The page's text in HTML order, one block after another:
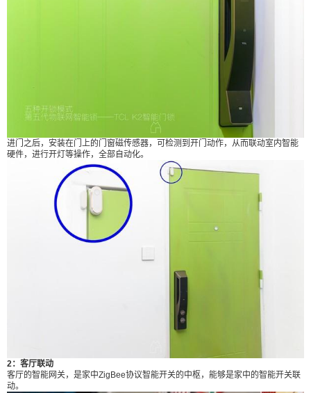
进门之后，安装在门上的门窗磁传感器，可检测到开门动作，从而联动室内智能
硬件，进行开灯等操作，全部自动化。
2：客厅联动
客厅的智能网关，是家中ZigBee协议智能开关的中枢，能够是家中的智能开关联
动。
动室内智能硬件，进行开灯等操作，全部自动化。
2：客厅联动 客厅的智能网关，是家中ZigBee协议
智能开关的中枢，能够是家中的智能开关联动。 安
装在客厅的三路智能开关，会根据智能场景设定，
自动开启灯光。 而且，如果你的房子略大，也可用
手机遥控室内的灯光开启/关闭，而不用走到对应的
房间去开关灯具。 放置在客厅的智控精灵，在智能
家居系统中，是语音智能控制中心的作用。通过将
“小T智联”授权给“触控精灵app”，触控精灵能够语音
控制家中电器的开启关闭，这样，你甚至都不需要
拿出手机操作就可以开关家中的智能设备了。 3：
卧室智能硬件布置 位于卧室门口的人体红外感应
器，可以感知人进入到卧室，从而开启卧室灯光。
这个设定对于夜间起床上厕所也很友好，你经过卧
室门口，通往卫生间的灯，就都亮了，非常舒心。
美妆镜可以智能感知你来到镜子面前从而自动亮
灯，离开后10s即会自动关灯，你只需要美美的，其
余ta自动实现。 同时，提供三种不同环境光供化
妆，冷光应对办公环境，暖光应对party环境，日光
应对户外环境，可谓贴心。 V脸射频美容仪，助你
提升生活品质的又一神器。拥有六个模式可供选